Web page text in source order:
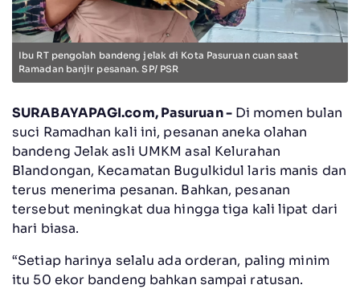
Ibu RT pengolah bandeng jelak di Kota Pasuruan cuan saat
Ramadan banjir pesanan. SP/ PSR
SURABAYAPAGI.com, Pasuruan -Di momen bulan
suci Ramadhan kali ini, pesanan aneka olahan
bandeng Jelak asli UMKM asal Kelurahan
Blandongan, Kecamatan Bugulkidul laris manis dan
terus menerima pesanan. Bahkan, pesanan
tersebut meningkat dua hingga tiga kali lipat dari
hari biasa.
“Setiap harinya selalu ada orderan, paling minim
itu 50 ekor bandeng bahkan sampai ratusan.